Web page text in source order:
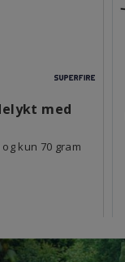
med
kun 70 gram
Kjøp